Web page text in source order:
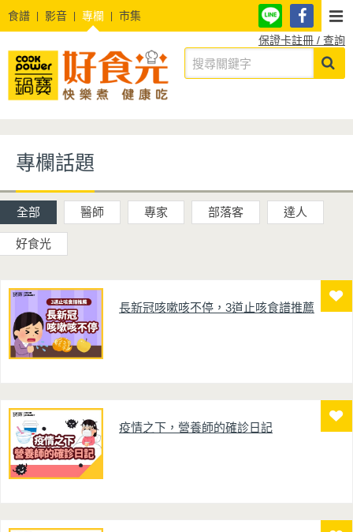
食譜 影音 專欄
市集
保證卡註冊 / 查詢
專欄話題
全部 醫師 專家 部落客 達人
好食光
長新冠咳嗽咳不停，3道止咳食譜推薦
疫情之下，營養師的確診日記